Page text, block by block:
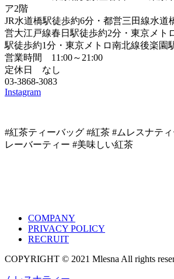
ア2階
JR水道橋駅徒歩約6分・都営三田線水道
営大江戸線春日駅徒歩約2分・東京メ
駅徒歩約1分・東京メトロ南北線後楽園
営業時間 11:00～21:00
定休日 なし
03-3868-3083
Instagram
#紅茶ティーバッグ #紅茶 #ムレスナテ
レーバーティー #美味しい紅茶
COMPANY
PRIVACY POLICY
RECRUIT
COPYRIGHT © 2021 Mlesna All rights